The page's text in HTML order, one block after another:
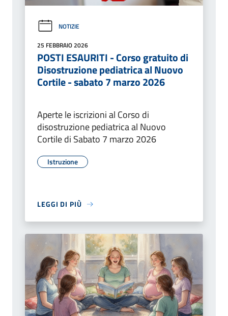
NOTIZIE
25 FEBBRAIO 2026
POSTI ESAURITI - Corso gratuito di
Disostruzione pediatrica al Nuovo
Cortile - sabato 7 marzo 2026
Aperte le iscrizioni al Corso di
disostruzione pediatrica al Nuovo
Cortile di Sabato 7 marzo 2026
Istruzione
LEGGI DI PIÙ